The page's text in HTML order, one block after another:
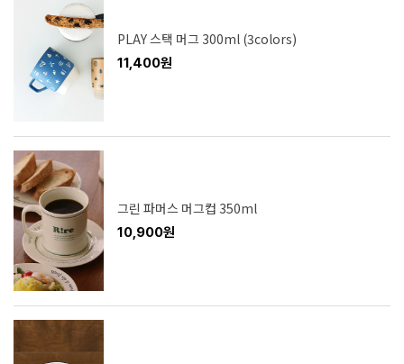
PLAY 스택 머그 300ml (3colors)
11,400원
그린 파머스 머그컵 350ml
10,900원